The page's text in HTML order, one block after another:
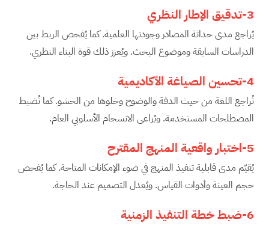
3-تدقيق الإطار النظري
يُراجع مدى حداثة المصادر وجودتها العلمية. كما يُفحص الربط بين
الدراسات السابقة وموضوع البحث. ويُعزز ذلك قوة البناء النظري.
4-تحسين الصياغة الأكاديمية
تُراجع اللغة من حيث الدقة والوضوح وخلوها من الحشو. كما تُضبط
المصطلحات المستخدمة. ويُراعى الانسجام الأسلوبي العام.
5-اختبار واقعية المنهج المقترح
يُقيّم مدى قابلية تنفيذ المنهج في ضوء الإمكانات المتاحة. كما يُفحص
حجم العينة وأدوات القياس. ويُعدل التصميم عند الحاجة.
6-ضبط خطة التنفيذ الزمنية